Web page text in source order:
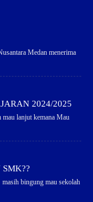
Medan menerima
2024/2025
lanjut kemana Mau
bingung mau sekolah